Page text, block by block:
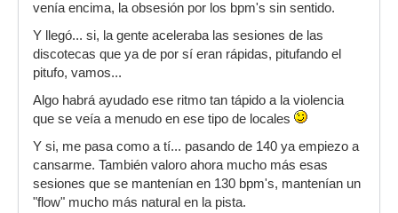
venía encima, la obsesión por los bpm's sin sentido.
Y llegó... si, la gente aceleraba las sesiones de las
discotecas que ya de por sí eran rápidas, pitufando el
pitufo, vamos...
Algo habrá ayudado ese ritmo tan tápido a la violencia
que se veía a menudo en ese tipo de locales
Y si, me pasa como a tí... pasando de 140 ya empiezo a
cansarme. También valoro ahora mucho más esas
sesiones que se mantenían en 130 bpm's, mantenían un
"flow" mucho más natural en la pista.